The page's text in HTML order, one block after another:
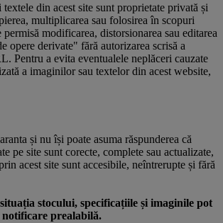
din acest site sunt proprietate privată și
multiplicarea sau folosirea în scopuri
modificarea, distorsionarea sau editarea
opere derivate" fără autorizarea scrisă a
Pentru a evita eventualele neplăceri cauzate
a imaginilor sau textelor din acest website,
și nu își poate asuma răspunderea că
pe site sunt corecte, complete sau actualizate,
acest site sunt accesibile, neîntrerupte și fără
stocului, specificațiile și imaginile pot
prealabilă.